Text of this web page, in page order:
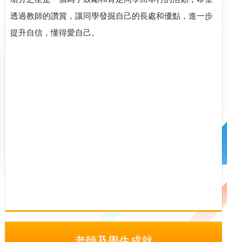
透過教師的讚賞，讓同學發掘自己的長處和優點，進一步
提升自信，懂得愛自己。